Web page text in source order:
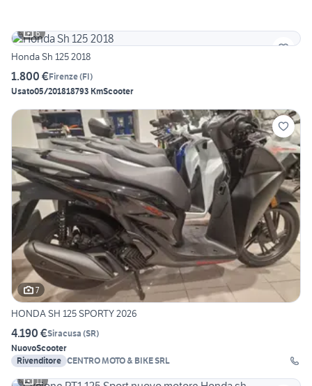
6
Honda Sh 125 2018
1.800 €Firenze(FI)
Usato05/201818793 KmScooter
7
HONDA SH 125 SPORTY 2026
4.190 €Siracusa (SR)
NuovoScooter
Rivenditore
CENTRO MOTO & BIKE SRL
11